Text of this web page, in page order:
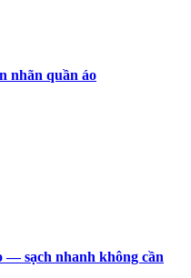
nhãn quần áo
— sạch nhanh không cần